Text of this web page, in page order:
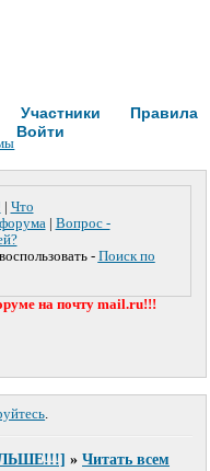
Участники
Правила
Войти
Что
| Вопрос -
- Поиск по
на почту mail.ru!!!
»Читать всем